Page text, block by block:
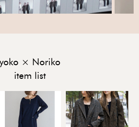
yoko × Noriko
item list